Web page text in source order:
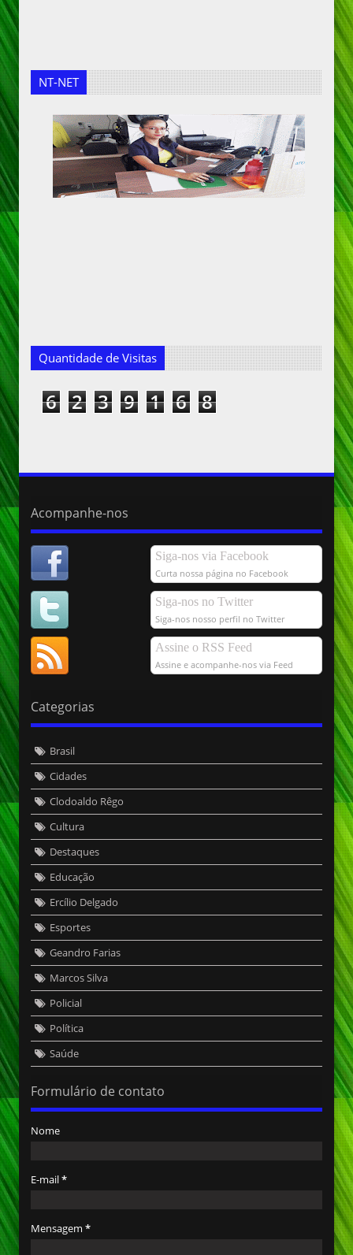
NT-NET
Quantidade de Visitas
6 2 3 9 1 6 8
Acompanhe-nos
Siga-nos via Facebook
Curta nossa página no Facebook
Siga-nos no Twitter
Siga-nos nosso perfil no Twitter
Assine o RSS Feed
Assine e acompanhe-nos via Feed
Categorias
Brasil
Cidades
Clodoaldo Rêgo
Cultura
Destaques
Educação
Ercílio Delgado
Esportes
Geandro Farias
Marcos Silva
Policial
Política
Saúde
Formulário de contato
Nome
E-mail*
Mensagem *